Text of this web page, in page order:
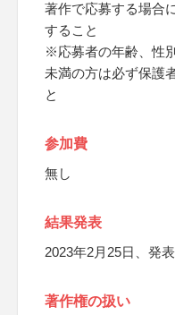
著作で応募する場合
すること
※応募者の年齢、性
未満の方は必ず保護
と
参加費
無し
結果発表
2023年2月25日、発
著作権の扱い